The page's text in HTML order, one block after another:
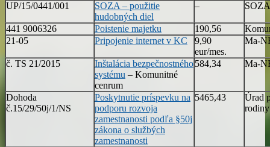
UP/15/0441/001
SOZA – použitie
hudobných diel
–
441 9006326 Poistenie majetku 190,56
21-05
Pripojenie internet v KC
9,90
eur/mes.
Ma-
č. TS 21/2015
Inštalácia bezpečnostného
systému – Komunitné
cenrum
584,34 Ma-
Dohoda
č.15/29/50j/1/NS
Poskytnutie príspevku na
podporu rozvoja
zamestnanosti podľa §50j
zákona o službých
zamestnanosti
5465,43
Úrad